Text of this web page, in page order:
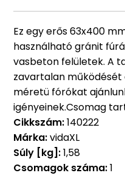
Ez egy erős 63x400
használható gránit
vasbeton felületek. A
zavartalan
méretü fórókat
igényeinek.Csomag
Cikkszám:140222
Márka:vidaXL
Súly [kg]:1,58
Csomagok száma:1